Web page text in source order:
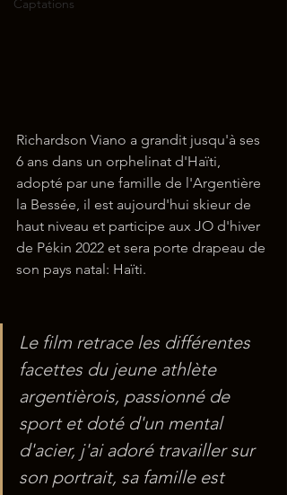
Captations
Richardson Viano a grandit jusqu'à ses
6 ans dans un orphelinat d'Haïti,
adopté par une famille de l'Argentière
la Bessée, il est aujourd'hui skieur de
haut niveau et participe aux JO d'hiver
de Pékin 2022 et sera porte drapeau de
son pays natal: Haïti.
Le film retrace les différentes
facettes du jeune athlète
argentièrois, passionné de
sport et doté d'un mental
d'acier, j'ai adoré travailler sur
son portrait, sa famille est